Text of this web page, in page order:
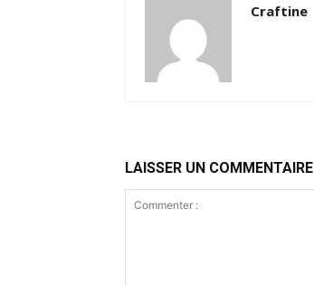
Craftine
LAISSER UN COMMENTAIRE